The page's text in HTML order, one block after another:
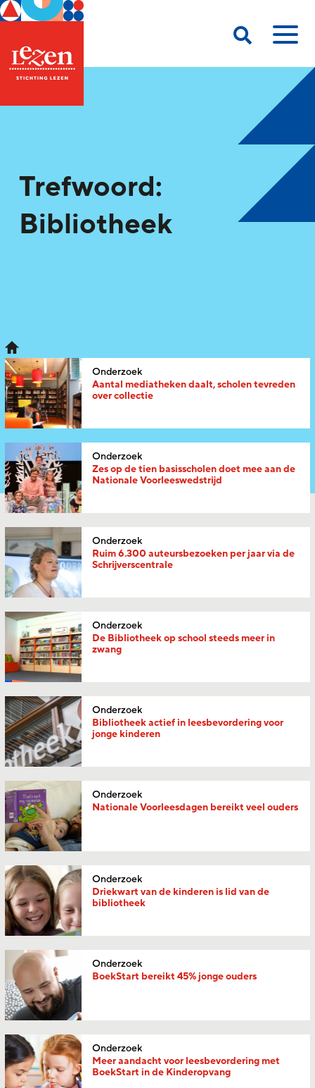
Trefwoord:
Bibliotheek
Onderzoek
Aantal mediatheken daalt, scholen tevreden
over collectie
Onderzoek
Zes op de tien basisscholen doet mee aan de
Nationale Voorleeswedstrijd
Onderzoek
Ruim 6.300 auteursbezoeken per jaar via de
Schrijverscentrale
Onderzoek
De Bibliotheek op school steeds meer in
zwang
Onderzoek
Bibliotheek actief in leesbevordering voor
jonge kinderen
Onderzoek
Nationale Voorleesdagen bereikt veel ouders
Onderzoek
Driekwart van de kinderen is lid van de
bibliotheek
Onderzoek
BoekStart bereikt 45% jonge ouders
Onderzoek
Meer aandacht voor leesbevordering met
BoekStart in de Kinderopvang